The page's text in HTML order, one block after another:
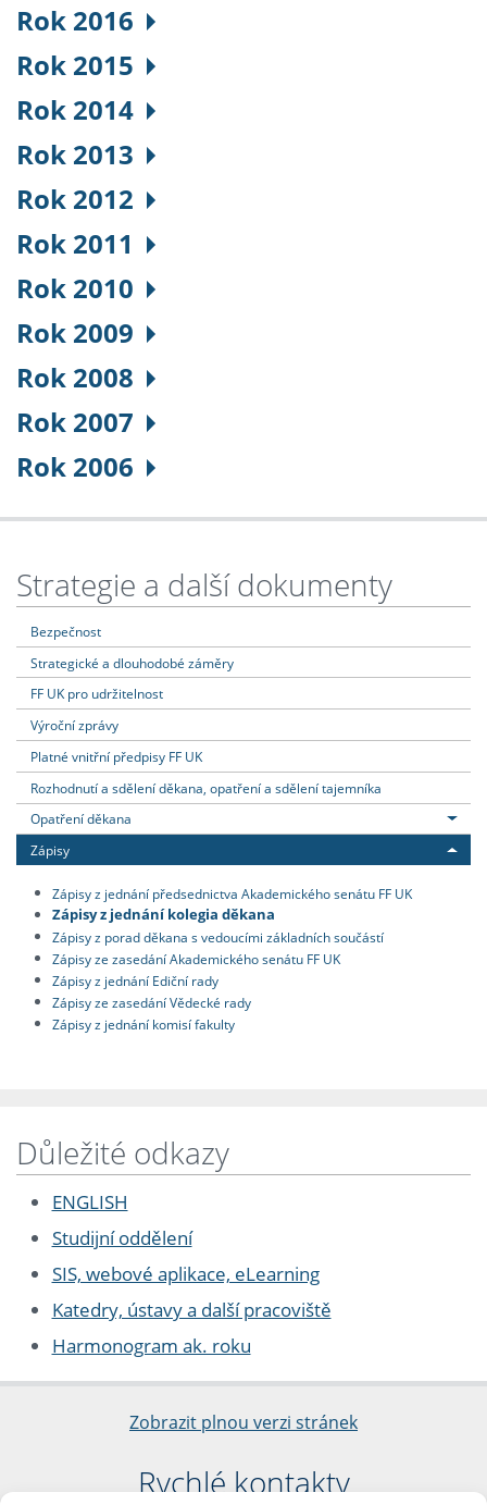
Rok 2016
Rok 2015
Rok 2014
Rok 2013
Rok 2012
Rok 2011
Rok 2010
Rok 2009
Rok 2008
Rok 2007
Rok 2006
Strategie a další dokumenty
Bezpečnost
Strategické a dlouhodobé záměry
FF UK pro udržitelnost
Výroční zprávy
Platné vnitřní předpisy FF UK
Rozhodnutí a sdělení děkana, opatření a sdělení tajemníka
Opatření děkana
Zápisy
Zápisy z jednání předsednictva Akademického senátu FF UK
Zápisy z jednání kolegia děkana
Zápisy z porad děkana s vedoucími základních součástí
Zápisy ze zasedání Akademického senátu FF UK
Zápisy z jednání Ediční rady
Zápisy ze zasedání Vědecké rady
Zápisy z jednání komisí fakulty
Důležité odkazy
ENGLISH
Studijní oddělení
SIS, webové aplikace, eLearning
Katedry, ústavy a další pracoviště
Harmonogram ak. roku
Zobrazit plnou verzi stránek
Rychlé kontakty